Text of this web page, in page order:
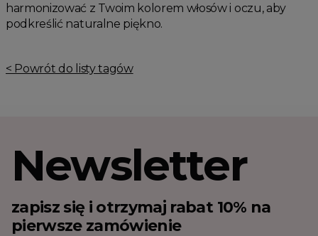
harmonizować z Twoim kolorem włosów i oczu, aby
podkreślić naturalne piękno.
< Powrót do listy tagów
Newsletter
zapisz się i otrzymaj rabat 10% na
pierwsze zamówienie